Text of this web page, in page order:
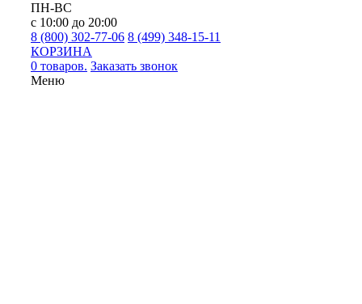
ПН-ВС
с 10:00 до 20:00
8 (800) 302-77-06 8 (499) 348-15-11
КОРЗИНА
0 товаров. Заказать звонок
Меню